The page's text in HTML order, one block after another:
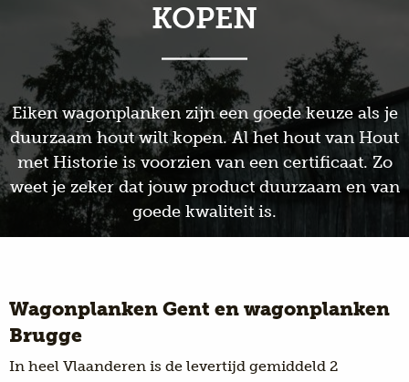
KOPEN
Eiken wagonplanken zijn een goede keuze als je
duurzaam hout wilt kopen. Al het hout van Hout
met Historie is voorzien van een certificaat. Zo
weet je zeker dat jouw product duurzaam en van
goede kwaliteit is.
Wagonplanken Gent en wagonplanken
Brugge
In heel Vlaanderen is de levertijd gemiddeld 2